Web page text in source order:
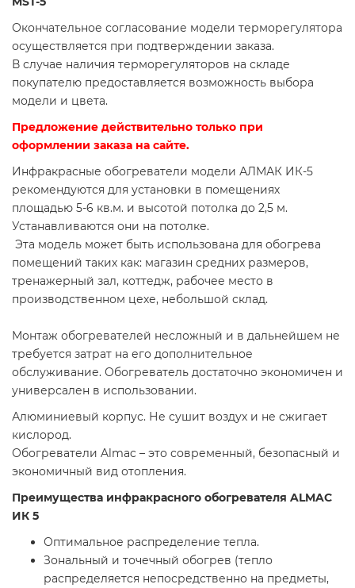
Окончательное согласование модели терморегулятора
осуществляется при подтверждении заказа.
В случае наличия терморегуляторов на складе
покупателю предоставляется возможность выбора
модели и цвета.
Предложение действительно только при
оформлении заказа на сайте.
Инфракрасные обогреватели модели АЛМАК ИК-5
рекомендуются для установки в помещениях
площадью 5-6 кв.м. и высотой потолка до 2,5 м.
Устанавливаются они на потолке.
Эта модель может быть использована для обогрева
помещений таких как: магазин средних размеров,
тренажерный зал, коттедж, рабочее место в
производственном цехе, небольшой склад.
Монтаж обогревателей несложный и в дальнейшем не
требуется затрат на его дополнительное
обслуживание. Обогреватель достаточно экономичен и
универсален в использовании.
Алюминиевый корпус. Не сушит воздух и не сжигает
кислород.
Обогреватели Almac – это современный, безопасный и
экономичный вид отопления.
Преимущества инфракрасного обогревателя ALMAC
ИК 5
Оптимальное распределение тепла.
Зональный и точечный обогрев (тепло
распределяется непосредственно на предметы,